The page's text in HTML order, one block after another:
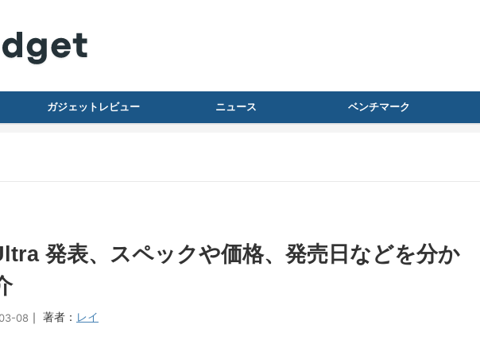
ガジェットレビュー ニュース ベンチマーク
発表、スペックや価格、発売日などを分か
08 ｜ 著者： レイ